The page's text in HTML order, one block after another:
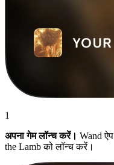
1
अपना गेम लॉन्च करें। Wand
the Lamb को लॉन्च करें।